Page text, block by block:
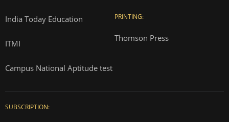
India Today Education
ITMI
Campus National Aptitude test
PRINTING:
Thomson Press
SUBSCRIPTION: